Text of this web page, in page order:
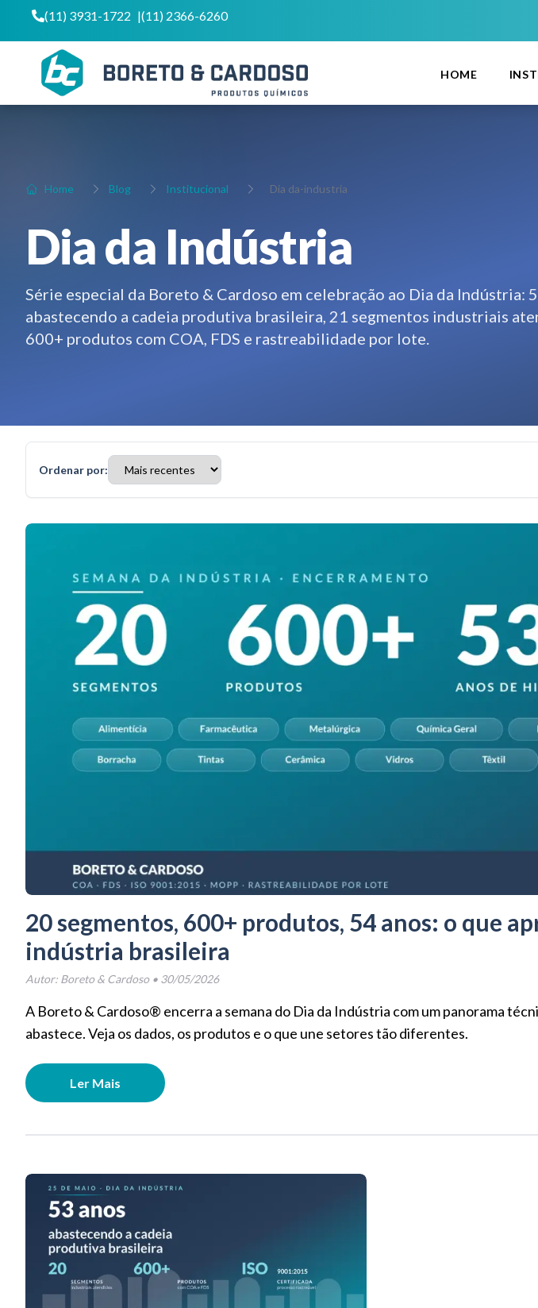
(11) 3931-1722 |(11) 2366-6260
HOME
Home Blog Institucional Dia da-industria
Dia da Indústria
Série especial da Boreto & Cardoso em celebração ao Dia da Indústria:
abastecendo a cadeia produtiva brasileira, 21 segmentos industriais
600+ produtos com COA, FDS e rastreabilidade por lote.
Ordenar por:
20 segmentos, 600+ produtos, 54 anos: o que
indústria brasileira
Autor: Boreto & Cardoso• 30/05/2026
A Boreto & Cardoso® encerra a semana do Dia da Indústria com um panorama
abastece. Veja os dados, os produtos e o que une setores tão diferentes.
Ler Mais